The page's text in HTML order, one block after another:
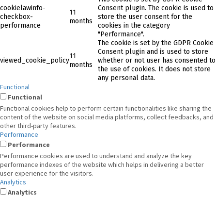
cookielawinfo-
checkbox-
performance
11
months
Consent plugin. The cookie is used to
store the user consent for the
cookies in the category
"Performance".
viewed_cookie_policy
11
months
The cookie is set by the GDPR Cookie
Consent plugin and is used to store
whether or not user has consented to
the use of cookies. It does not store
any personal data.
Functional
Functional
Functional cookies help to perform certain functionalities like sharing the
content of the website on social media platforms, collect feedbacks, and
other third-party features.
Performance
Performance
Performance cookies are used to understand and analyze the key
performance indexes of the website which helps in delivering a better
user experience for the visitors.
Analytics
Analytics